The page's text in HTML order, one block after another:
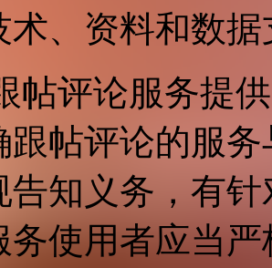
术、资料和数
帖评论服务提
跟帖评论的服
告知义务，有
务使用者应当